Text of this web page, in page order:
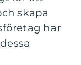
skapa
har